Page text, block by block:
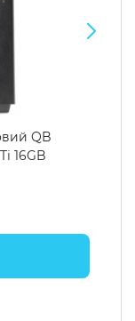
QB
16GB